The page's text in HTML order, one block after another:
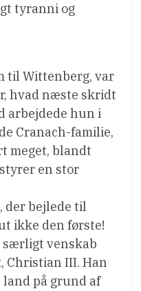
tyranni og
til Wittenberg, var
hvad næste skridt
arbejdede hun i
Cranach-familie,
meget, blandt
en stor
der bejlede til
ikke den første!
særligt venskab
Christian III. Han
på grund af